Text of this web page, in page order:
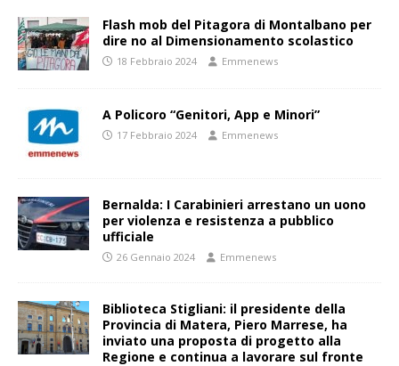
Flash mob del Pitagora di Montalbano per
dire no al Dimensionamento scolastico
18 Febbraio 2024 Emmenews
A Policoro “Genitori, App e Minori”
17 Febbraio 2024 Emmenews
Bernalda: I Carabinieri arrestano un uono
per violenza e resistenza a pubblico
ufficiale
26 Gennaio 2024 Emmenews
Biblioteca Stigliani: il presidente della
Provincia di Matera, Piero Marrese, ha
inviato una proposta di progetto alla
Regione e continua a lavorare sul fronte